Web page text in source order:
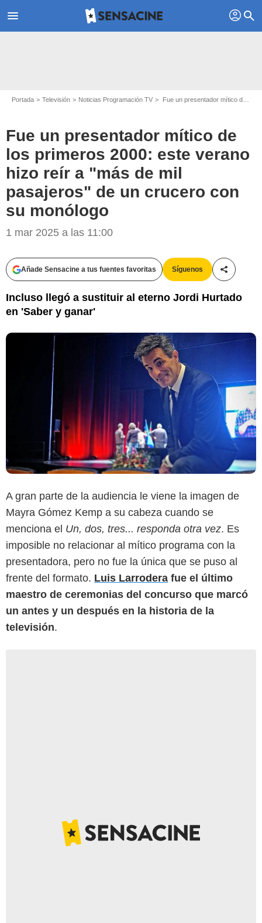
menu profil search
Portada Televisión Noticias Programación TV Fue un presentador mítico de los primeros 2000: este verano hizo reír a "más de mil pasajeros" de un crucero con su monólogo
Fue un presentador mítico de
los primeros 2000: este verano
hizo reír a "más de mil
pasajeros" de un crucero con
su monólogo
1 mar 2025 a las 11:00
Añade Sensacine a tus fuentes favoritas Síguenos
Incluso llegó a sustituir al eterno Jordi Hurtado
en 'Saber y ganar'
Instagram
A gran parte de la audiencia le viene la imagen de
Mayra Gómez Kemp a su cabeza cuando se
menciona el Un, dos, tres... responda otra vez. Es
imposible no relacionar al mítico programa con la
presentadora, pero no fue la única que se puso al
frente del formato. Luis Larrodera fue el último
maestro de ceremonias del concurso que marcó
un antes y un después en la historia de la
televisión.